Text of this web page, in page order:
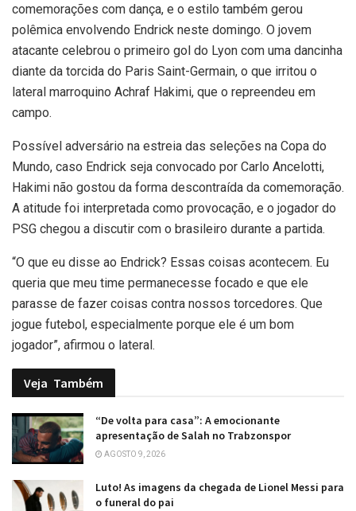
comemorações com dança, e o estilo também gerou
polêmica envolvendo Endrick neste domingo. O jovem
atacante celebrou o primeiro gol do Lyon com uma dancinha
diante da torcida do Paris Saint-Germain, o que irritou o
lateral marroquino Achraf Hakimi, que o repreendeu em
campo.
Possível adversário na estreia das seleções na Copa do
Mundo, caso Endrick seja convocado por Carlo Ancelotti,
Hakimi não gostou da forma descontraída da comemoração.
A atitude foi interpretada como provocação, e o jogador do
PSG chegou a discutir com o brasileiro durante a partida.
“O que eu disse ao Endrick? Essas coisas acontecem. Eu
queria que meu time permanecesse focado e que ele
parasse de fazer coisas contra nossos torcedores. Que
jogue futebol, especialmente porque ele é um bom
jogador”, afirmou o lateral.
Veja Também
“De volta para casa”: A emocionante
apresentação de Salah no Trabzonspor
AGOSTO 9, 2026
Luto! As imagens da chegada de Lionel Messi para
o funeral do pai